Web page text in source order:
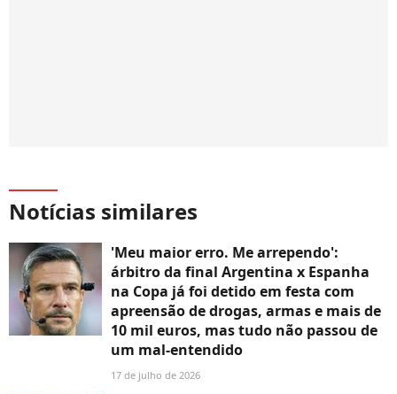
Notícias similares
'Meu maior erro. Me arrependo':
árbitro da final Argentina x Espanha
na Copa já foi detido em festa com
apreensão de drogas, armas e mais de
10 mil euros, mas tudo não passou de
um mal-entendido
17 de julho de 2026